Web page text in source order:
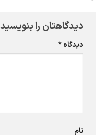
دیدگاهتان را بنویسید
دیدگاه*
نام